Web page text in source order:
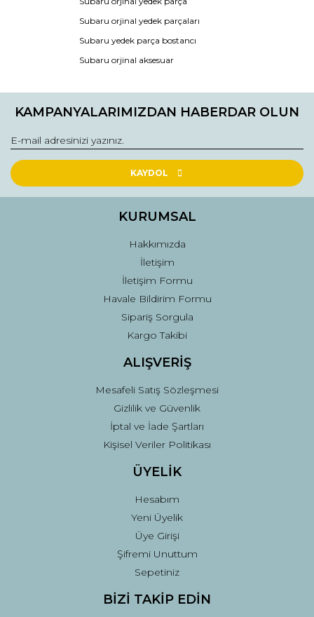
Subaru orjinal yedek parçaları
Subaru yedek parça bostancı
Subaru orjinal aksesuar
KAMPANYALARIMIZDAN HABERDAR OLUN
KAYDOL
KURUMSAL
Hakkımızda
İletişim
İletişim Formu
Havale Bildirim Formu
Sipariş Sorgula
Kargo Takibi
ALIŞVERİŞ
Mesafeli Satış Sözleşmesi
Gizlilik ve Güvenlik
İptal ve İade Şartları
Kişisel Veriler Politikası
ÜYELİK
Hesabım
Yeni Üyelik
Üye Girişi
Şifremi Unuttum
Sepetiniz
BİZİ TAKİP EDİN